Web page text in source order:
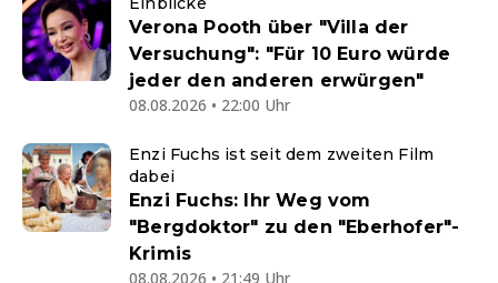
Verona Pooth über "Villa der
Versuchung": "Für 10 Euro würde
jeder den anderen erwürgen"
08.08.2026 • 22:00 Uhr
Enzi Fuchs ist seit dem zweiten Film
dabei
Enzi Fuchs: Ihr Weg vom
"Bergdoktor" zu den "Eberhofer"-
Krimis
08.08.2026 • 21:49 Uhr